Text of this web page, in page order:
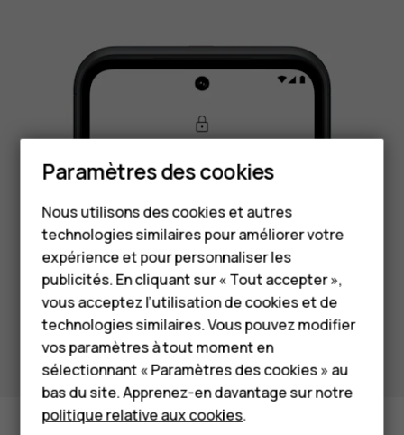
Smartphones
Téléphones classiques
HMD Terra M
Pour les entreprises
Tablettes
Boutique
Mon compte
Paramètres des cookies
Nous utilisons des cookies et autres
technologies similaires pour améliorer votre
expérience et pour personnaliser les
publicités. En cliquant sur « Tout accepter »,
vous acceptez l’utilisation de cookies et de
technologies similaires. Vous pouvez modifier
vos paramètres à tout moment en
sélectionnant « Paramètres des cookies » au
bas du site. Apprenez-en davantage sur notre
politique relative aux cookies.